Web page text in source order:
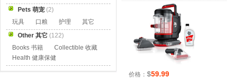
价格： $59.99
Pets 萌宠 (2)
玩具
口粮 护理
其它
Other 其它 (122)
Books 书籍
Collectible 收藏
Health 健康保健